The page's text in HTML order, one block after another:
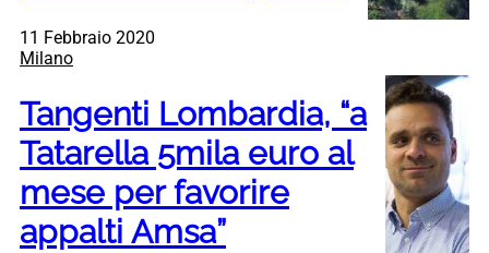
11 Febbraio 2020
Milano
Tangenti Lombardia, “a
Tatarella 5mila euro al
mese per favorire
appalti Amsa”